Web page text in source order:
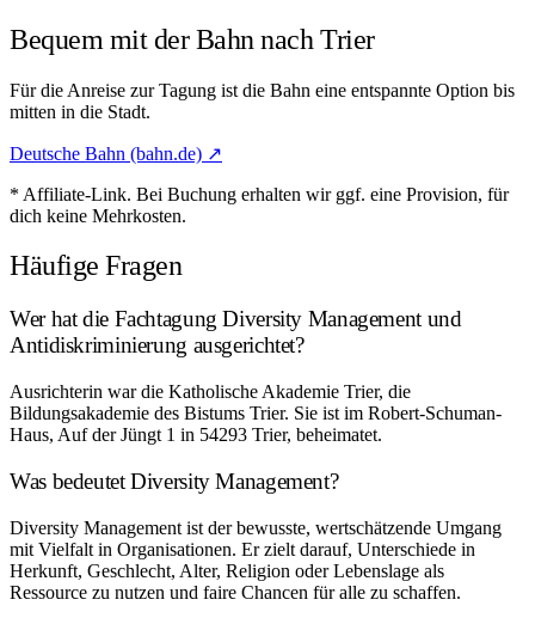
Bequem mit der Bahn nach Trier
Für die Anreise zur Tagung ist die Bahn eine entspannte Option bis
mitten in die Stadt.
Deutsche Bahn (bahn.de) ↗
* Affiliate-Link. Bei Buchung erhalten wir ggf. eine Provision, für
dich keine Mehrkosten.
Häufige Fragen
Wer hat die Fachtagung Diversity Management und
Antidiskriminierung ausgerichtet?
Ausrichterin war die Katholische Akademie Trier, die
Bildungsakademie des Bistums Trier. Sie ist im Robert-Schuman-
Haus, Auf der Jüngt 1 in 54293 Trier, beheimatet.
Was bedeutet Diversity Management?
Diversity Management ist der bewusste, wertschätzende Umgang
mit Vielfalt in Organisationen. Er zielt darauf, Unterschiede in
Herkunft, Geschlecht, Alter, Religion oder Lebenslage als
Ressource zu nutzen und faire Chancen für alle zu schaffen.